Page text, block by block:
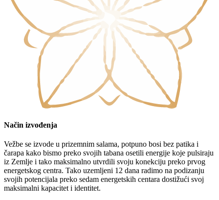
Način izvođenja
Vežbe se izvode u prizemnim salama, potpuno bosi bez patika i
čarapa kako bismo preko svojih tabana osetili energije koje pulsiraju
iz Zemlje i tako maksimalno utvrdili svoju konekciju preko prvog
energetskog centra. Tako uzemljeni 12 dana radimo na podizanju
svojih potencijala preko sedam energetskih centara dostižući svoj
maksimalni kapacitet i identitet.